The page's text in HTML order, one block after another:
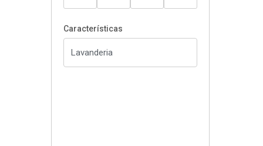
Características